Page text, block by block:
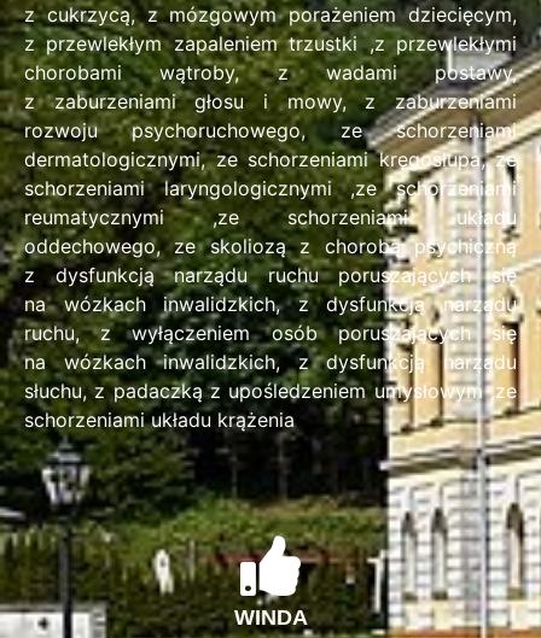
z cukrzycą, z mózgowym porażeniem dziecięcym,
z przewlekłym zapaleniem trzustki ,z przewlekłymi
chorobami wątroby, z wadami postawy,
z zaburzeniami głosu i mowy, z zaburzeniami
rozwoju psychoruchowego, ze schorzeniami
dermatologicznymi, ze schorzeniami kręgosłupa, ze
schorzeniami laryngologicznymi ,ze schorzeniami
reumatycznymi ,ze schorzeniami układu
oddechowego, ze skoliozą z chorobą psychiczną
z dysfunkcją narządu ruchu poruszających się
na wózkach inwalidzkich, z dysfunkcją narządu
ruchu, z wyłączeniem osób poruszających się
na wózkach inwalidzkich, z dysfunkcją narządu
słuchu, z padaczką z upośledzeniem umysłowym ,ze
schorzeniami układu krążenia
WINDA